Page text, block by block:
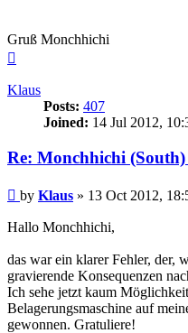
Gruß Monchhichi
Klaus
Posts: 407
Joined: 14 Jul 2012,
Re: Monchhichi
Post
by Klaus » 13 Oct 2012,
Hallo Monchhichi,
das war ein klarer Fehler, der,
gravierende Konsequenzen
Ich sehe jetzt kaum
Belagerungsmaschine auf
gewonnen. Gratuliere!